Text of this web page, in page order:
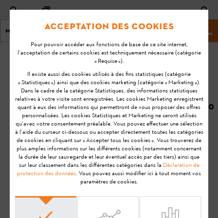
Menu Site Web de stihl
Page d'accueil KA-01553
Que signifient des
temps de charge de
80 et 100 % ?
BATTERIE
Dernière
mise à
jour:
08/07/2020
FAQ
Utilisation
Remarque:Avant de préparer votre produit STIHL à
l'utilisation, de le mettre en service, de le nettoyer, de le
dépanner ou de l'éliminer, veuillez lire attentivement le
d'utilisation. Le manuel d'utilisation contient des consignes de
Acceptation des cookies
Pour pouvoir accéder aux fonctions de base de ce site internet,
l’acceptation de certains cookies est techniquement nécessaire (catégorie
« Requise »).
Il existe aussi des cookies utilisés à des fins statistiques (catégorie
« Statistiques ») ainsi que des cookies marketing (catégorie « Marketing »).
Dans le cadre de la catégorie Statistiques, des informations statistiques
relatives à votre visite sont enregistrées. Les cookies Marketing enregistrent
quant à eux des informations qui permettront de vous proposer des offres
personnalisées. Les cookies Statistiques et Marketing ne seront utilisés
qu’avec votre consentement préalable. Vous pouvez effectuer une sélection
à l’aide du curseur ci-dessous ou accepter directement toutes les catégories
de cookies en cliquant sur « Accepter tous les cookies ». Vous trouverez de
plus amples informations sur les différents cookies (notamment concernant
la durée de leur sauvegarde et leur éventuel accès par des tiers) ainsi que
sur leur classement dans les différentes catégories dans la Déclaration de
protection des données. Vous pouvez aussi modifier ici à tout moment vos
paramètres de cookies.